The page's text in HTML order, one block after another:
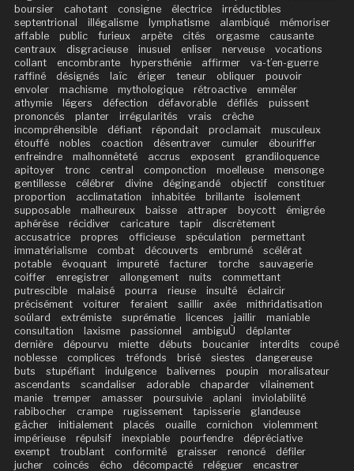
boursier
cahotant consigne électrice
irréductibles
septentrional
illégalisme lymphatisme alambiqué
mémoriser
affable
public furieux arpète cités orgasme
causante
centraux
disgracieuse inusuel enliser nerveuse
vocations
collant
encombrante hypersthénie affirmer
va-t’en-guerre
raffiné
désignés laïc ériger teneur obliquer
pouvoir
envoler
machisme mythologique rétroactive
emmêler
athymie
légers défection défavorable défilés
puissent
prononcés
planter irrégularités vrais
crèche
incompréhensible
défiant répondait proclamait
musculeux
étouffé
nobles coaction désentraver cumuler
ébouriffer
enfreindre
malhonnêteté accrus exposent
grandiloquence
apitoyer
tronc central componction moelleuse
mensonge
gentillesse
célébrer divine dégingandé objectif
constituer
proportion
acclimatation inhabitée brillante
isolement
supposable
malheureux baisse attraper boycott
émigrée
aphérèse
récidiver caricature tapir
discrètement
accusatrice
propres officieuse spéculation
permettant
immatérialisme
combat découverts embrumé
scélérat
potable
évoquant impureté facturer torche
sauvagerie
coiffer
enregistrer allongement nuits
commettant
putrescible
malaisé pourra rieuse insulté
éclaircir
précisément
voiturer feraient saillir axée
mithridatisation
soûlard
extrémiste suprématie licences jaillir
maniable
consultation
laxisme passionnel ambiguÙ
déplanter
dernière
dépourvu miette débuts boucanier interdits
coupé
noblesse
complices tréfonds brisé siestes
dangereuse
buts
stupéfiant indulgence balivernes poupin
moralisateur
ascendants
scandaliser adorable chaparder
vilainement
manie
tremper amasser poursuivie aplani
inviolabilité
rabibocher
crampe rugissement tapisserie
glandeuse
gâcher
initialement placés ouaille cornichon
violemment
impérieuse
répulsif inexpiable pourfendre
dépréciative
exempt
troublant conformité graisser renoncé
défiler
jucher
coincés écho décompacté reléguer encastrer